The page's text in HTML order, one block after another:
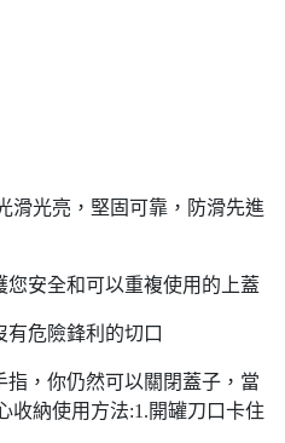
滑光亮，堅固可靠，防滑先進
您安全和可以重複使用的上蓋
有危險鋒利的切口
，你仍然可以關閉蓋子，當
收納使用方法:1.開罐刀口卡住